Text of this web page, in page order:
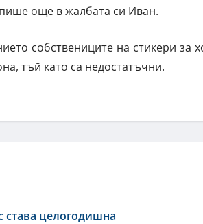
още в жалбата си Иван.
собствениците на стикери за
тъй като са недостатъчни.
става целогодишна